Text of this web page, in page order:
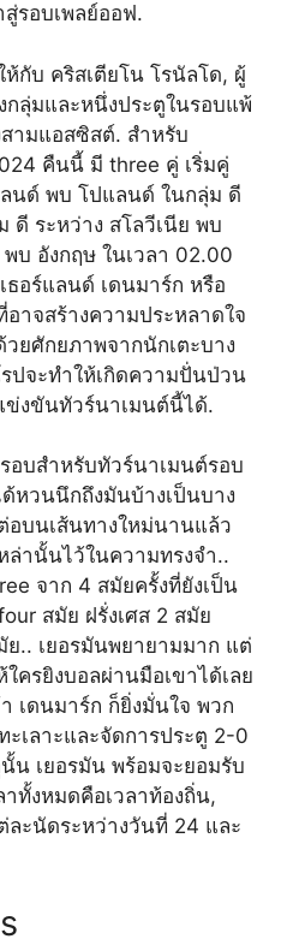
รอบเพลย์ออฟ.
ห้กับ คริสเตียโน โรนัลโด, ผู้
กลุ่มและหนึ่งประตูในรอบแพ้
ามแอสซิสต์. สำหรับ
คืนนี้ มี three คู่ เริ่มคู่
นด์ พบ โปแลนด์ ในกลุ่ม ดี
ดี ระหว่าง สโลวีเนีย พบ
พบ อังกฤษ ในเวลา 02.00
อร์แลนด์ เดนมาร์ก หรือ
าจสร้างความประหลาดใจ
ยศักยภาพจากนักเตะบาง
ปจะทำให้เกิดความปั่นป่วน
ข่งขันทัวร์นาเมนต์นี้ได้.
อบสำหรับทัวร์นาเมนต์รอบ
หวนนึกถึงมันบ้างเป็นบาง
บนเส้นทางใหม่นานแล้ว
ล่านั้นไว้ในความทรงจำ..
จาก 4 สมัยครั้งที่ยังเป็น
สมัย ฝรั่งเศส 2 สมัย
ย.. เยอรมันพยายามมาก แต่
ครยิงบอลผ่านมือเขาได้เลย
เดนมาร์ก ก็ยิ่งมั่นใจ พวก
เลาะและจัดการประตู 2-0
น เยอรมัน พร้อมจะยอมรับ
ทั้งหมดคือเวลาท้องถิ่น,
ละนัดระหว่างวันที่ 24 และ